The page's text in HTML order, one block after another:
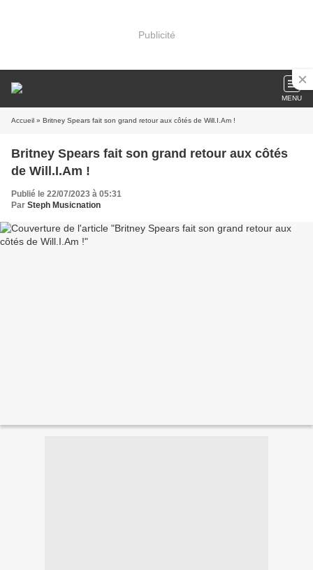
Publicité
MENU
Accueil » Britney Spears fait son grand retour aux côtés de Will.I.Am !
Britney Spears fait son grand retour aux côtés
de Will.I.Am !
Publié le 22/07/2023 à 05:31
Par Steph Musicnation